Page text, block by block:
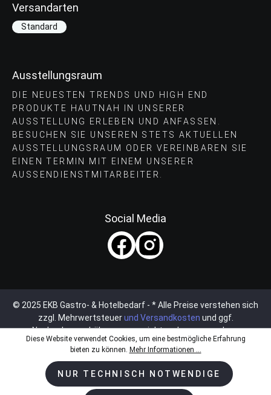
Versandarten
Standard
Ausstellungsraum
DIE NEUESTEN TRENDS UND HIGH END
PRODUKTE HAUTNAH IN UNSERER
AUSSTELLUNG ERLEBEN UND ANFASSEN.
BESUCHEN SIE UNSEREN STETS AKTUELLEN
AUSSTELLUNGSRAUM ODER VEREINBAREN SIE
EINEN TERMIN MIT EINEM UNSERER
AUSSENDIENSTMITARBEITER.
Social Media
© 2025 EKB Gastro- & Hotelbedarf - * Alle Preise verstehen sich
zzgl. Mehrwertsteuerund Versandkosten und ggf.
Nachnahmegebühren, wenn nicht anders angegeben.
Diese Website verwendet Cookies, um eine bestmögliche Erfahrung
bieten zu können. Mehr Informationen ...
NUR TECHNISCH NOTWENDIGE